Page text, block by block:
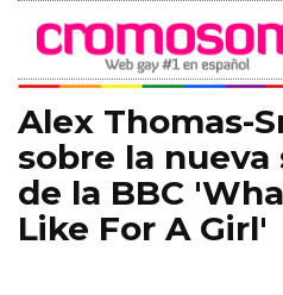
Alex Thomas-
sobre la
de la BBC
Like For A Girl'